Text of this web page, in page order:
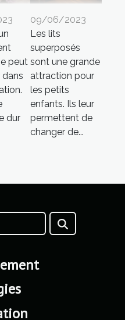
peut
dans
dur
09/06/2023
Les lits
superposés
sont une grande
attraction pour
les petits
enfants. Ils leur
permettent de
changer de...